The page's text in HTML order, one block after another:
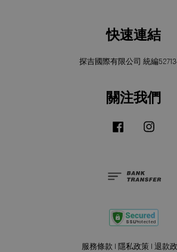
快速連結
探吉國際有限公司 統編
關注我們
Facebook
服務條款 | 隱私政策 | 退款